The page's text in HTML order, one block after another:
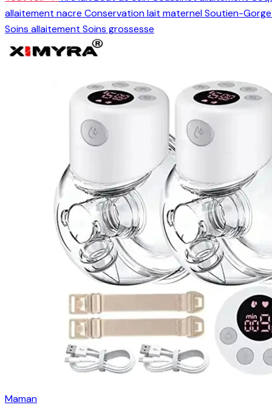
allaitement nacre Conservation lait maternelSoutien-
Soins allaitement Soins grossesse
Maman